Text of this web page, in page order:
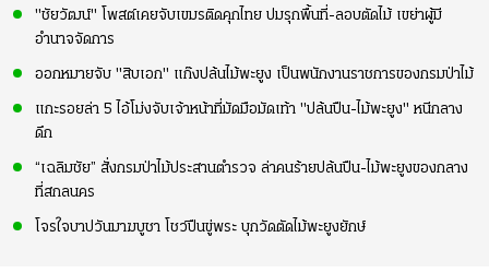
"ชัยวัฒน์" โพสต์เคยจับเขมรติดคุกไทย ปมรุกพื้นที่-ลอบตัดไม้ เขย่าผู้มี
อำนาจจัดการ
ออกหมายจับ "สิบเอก" แก๊งปล้นไม้พะยูง เป็นพนักงานราชการของกรมป่าไม้
แกะรอยล่า 5 ไอ้โม่งจับเจ้าหน้าที่มัดมือมัดเท้า "ปล้นปืน-ไม้พะยูง" หนีกลาง
ดึก
“เฉลิมชัย” สั่งกรมป่าไม้ประสานตำรวจ ล่าคนร้ายปล้นปืน-ไม้พะยูงของกลาง
ที่สกลนคร
โจรใจบาปวันมาฆบูชา โชว์ปืนขู่พระ บุกวัดตัดไม้พะยูงยักษ์